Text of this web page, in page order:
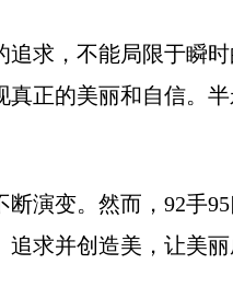
求，不能局限于瞬
正的美丽和自信。
演变。然而，92手
求并创造美，让美